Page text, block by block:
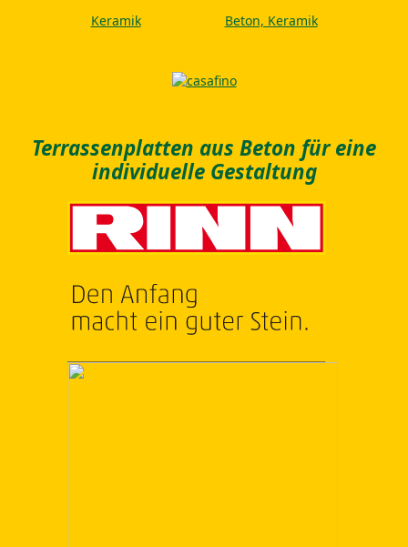
Keramik Beton, Keramik
Terrassenplatten aus Beton für eine
individuelle Gestaltung